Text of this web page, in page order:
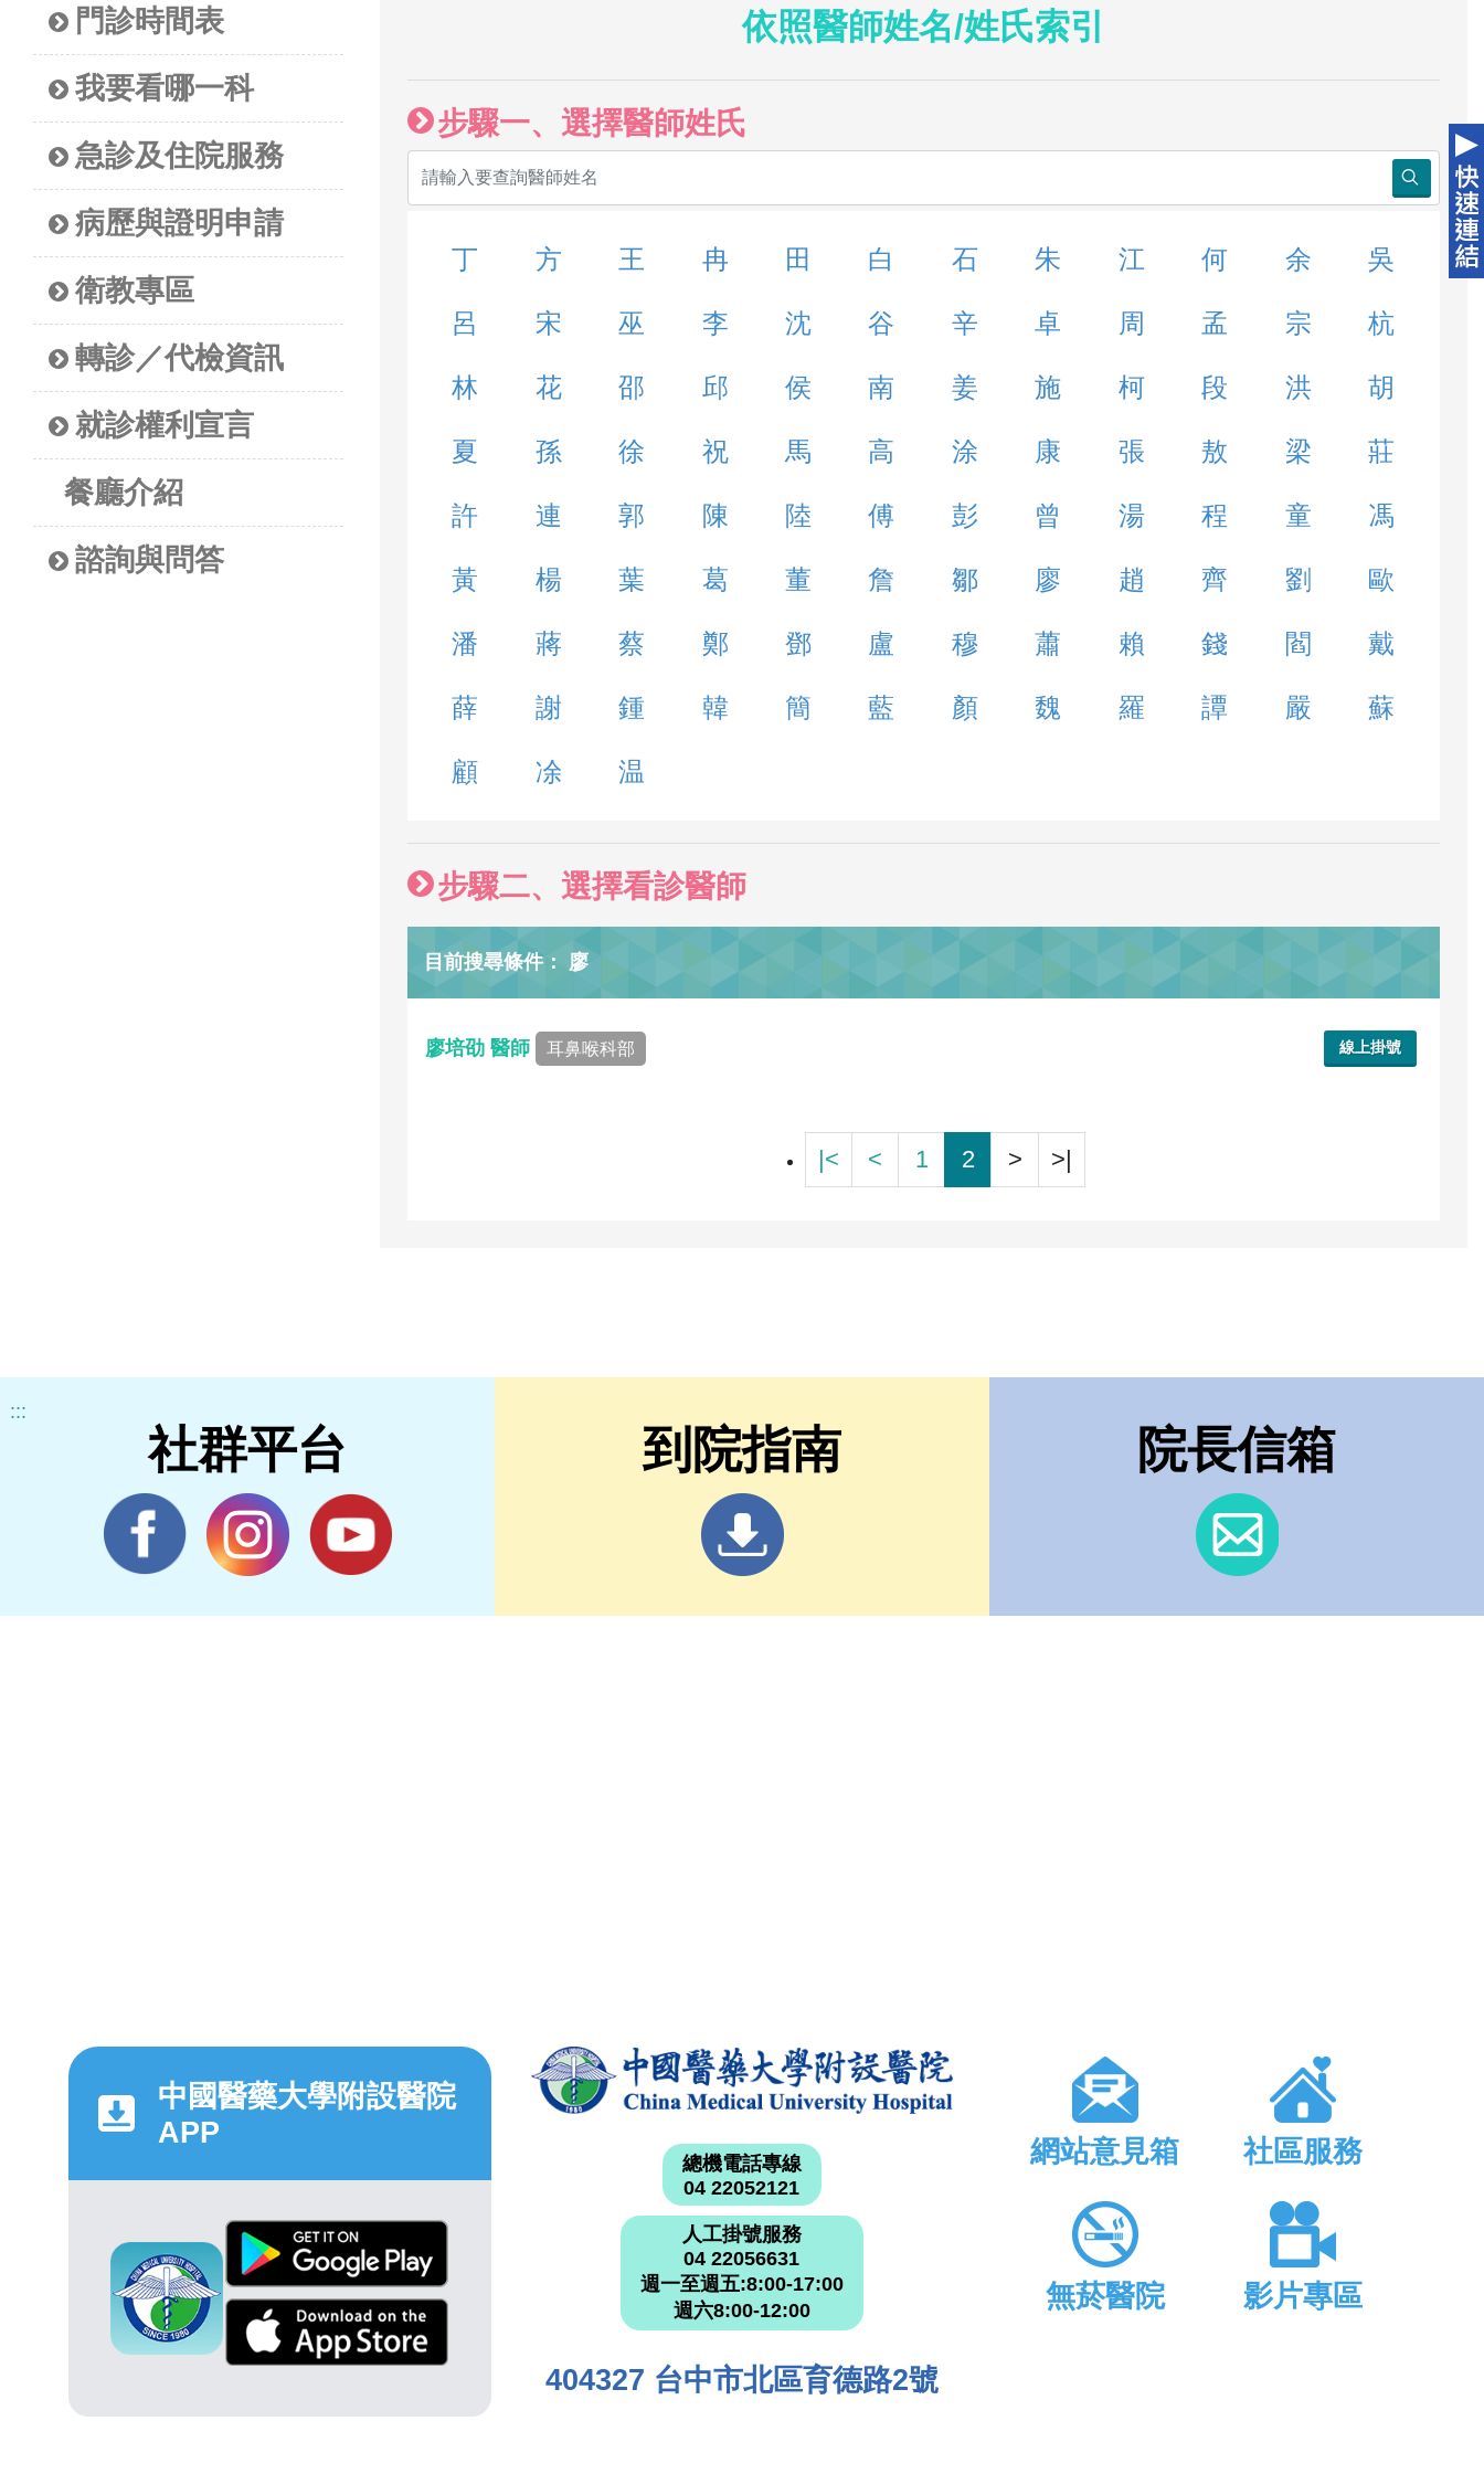
門診時間表
我要看哪一科
急診及住院服務
病歷與證明申請
衛教專區
轉診／代檢資訊
就診權利宣言
餐廳介紹
諮詢與問答
依照醫師姓名/姓氏索引
步驟一、選擇醫師姓氏
丁 方 王 冉 田 白 石 朱 江 何 余 吳
呂 宋 巫 李 沈 谷 辛 卓 周 孟 宗 杭
林 花 邵 邱 侯 南 姜 施 柯 段 洪 胡
夏 孫 徐 祝 馬 高 涂 康 張 敖 梁 莊
許 連 郭 陳 陸 傅 彭 曾 湯 程 童 馮
黃 楊 葉 葛 董 詹 鄒 廖 趙 齊 劉 歐
潘 蔣 蔡 鄭 鄧 盧 穆 蕭 賴 錢 閻 戴
薛 謝 鍾 韓 簡 藍 顏 魏 羅 譚 嚴 蘇
顧 凃 温
步驟二、選擇看診醫師
目前搜尋條件： 廖
廖培劭 醫師 耳鼻喉科部 線上掛號
|< < 1 2 > >|
:::
社群平台 到院指南 院長信箱
中國醫藥大學附設醫院
APP
總機電話專線
04 22052121
人工掛號服務
04 22056631
週一至週五:8:00-17:00
週六8:00-12:00
404327 台中市北區育德路2號
網站意見箱 社區服務
無菸醫院 影片專區